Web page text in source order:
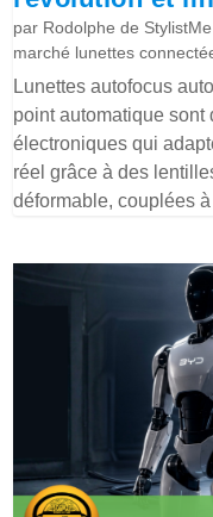
par Rodolphe de StylistMe
marché lunettes
Lunettes autofocus
point automatique
électroniques qui
réel grâce à des
déformable, couplées